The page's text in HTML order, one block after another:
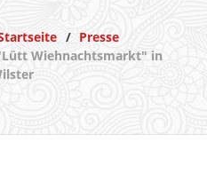
Presse
Wiehnachtsmarkt" in